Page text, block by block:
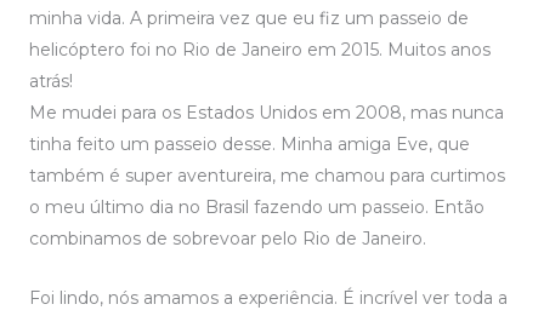
minha vida. A primeira vez que eu fiz um passeio de
helicóptero foi no Rio de Janeiro em 2015. Muitos anos
atrás!
Me mudei para os Estados Unidos em 2008, mas nunca
tinha feito um passeio desse. Minha amiga Eve, que
também é super aventureira, me chamou para curtimos
o meu último dia no Brasil fazendo um passeio. Então
combinamos de sobrevoar pelo Rio de Janeiro.
Foi lindo, nós amamos a experiência. É incrível ver toda a